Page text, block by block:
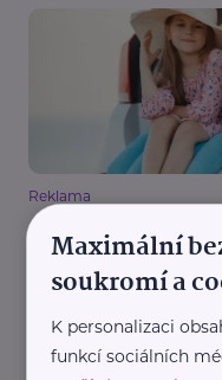
Reklama
Allianz pojišťovna, a. s. -
Letní dovolená a
majetek během
Bezpečnost
Maximální
soukromí a
K personalizaci
funkcí sociálních